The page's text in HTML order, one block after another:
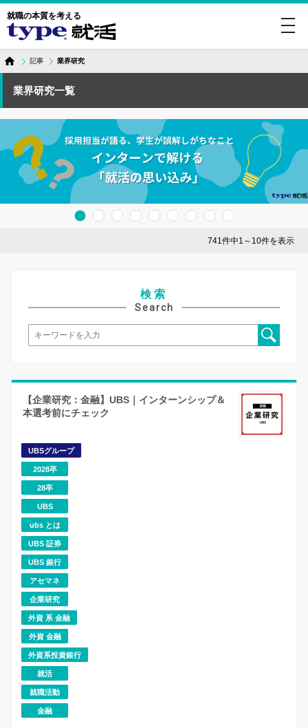
就職の本質を考える
記事 業界研究
業界研究一覧
741件中1～10件を表示
検索
Search
【企業研究：金融】UBS｜インターンシップ＆
本選考前にチェック
UBSグループ
2028卒
28卒
UBS
ubs とは
UBS 証券
UBS 銀行
アセマネ
企業研究
外資 系 金融
外資 金融
外資系投資銀行
就活
就職活動
金融